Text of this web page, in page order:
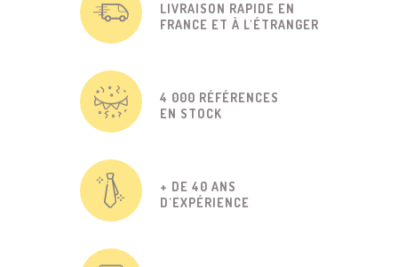
LIVRAISON RAPIDE EN
FRANCE ET À L'ÉTRANGER
4 000 RÉFÉRENCES
EN STOCK
+ DE 40 ANS
D'EXPÉRIENCE